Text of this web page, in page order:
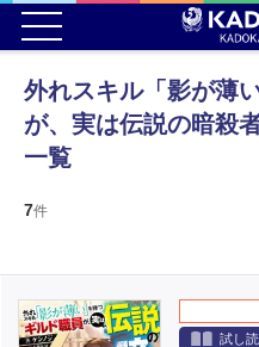
外れスキル「影が薄
が、実は伝説の暗殺
一覧
7件
試し